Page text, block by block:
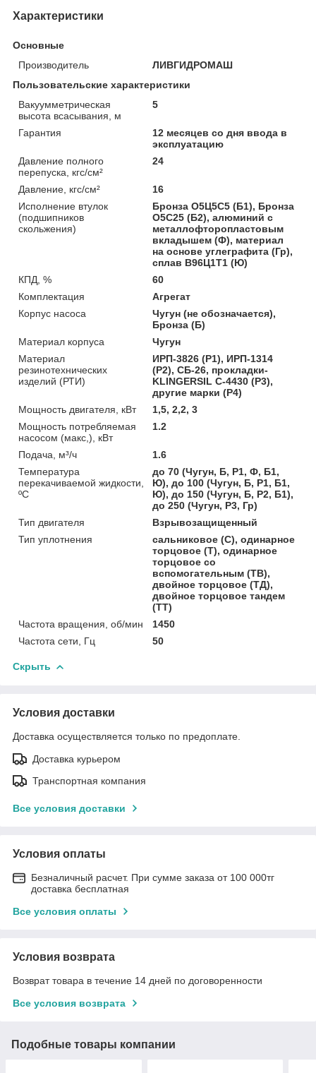
Характеристики
Основные
Производитель
ЛИВГИДРОМАШ
Пользовательские характеристики
Вакуумметрическая
высота всасывания, м
5
Гарантия
12 месяцев со дня ввода в
эксплуатацию
Давление полного
перепуска, кгс/см²
24
Давление, кгс/см²
16
Исполнение втулок
(подшипников
скольжения)
Бронза О5Ц5С5 (Б1), Бронза
О5С25 (Б2), алюминий с
металлофторопластовым
вкладышем (Ф), материал
на основе углеграфита (Гр),
сплав B96Ц1Т1 (Ю)
КПД, %
60
Комплектация
Агрегат
Корпус насоса
Чугун (не обозначается),
Бронза (Б)
Материал корпуса
Чугун
Материал
резинотехнических
изделий (РТИ)
ИРП-3826 (Р1), ИРП-1314
(Р2), СБ-26, прокладки-
KLINGERSIL C-4430 (Р3),
другие марки (Р4)
Мощность двигателя, кВт
1,5, 2,2, 3
Мощность потребляемая
насосом (макс,), кВт
1.2
Подача, м³/ч
1.6
Температура
перекачиваемой жидкости,
ºС
до 70 (Чугун, Б, Р1, Ф, Б1,
Ю), до 100 (Чугун, Б, Р1, Б1,
Ю), до 150 (Чугун, Б, Р2, Б1),
до 250 (Чугун, Р3, Гр)
Тип двигателя
Взрывозащищенный
Тип уплотнения
сальниковое (С), одинарное
торцовое (Т), одинарное
торцовое со
вспомогательным (ТВ),
двойное торцовое (ТД),
двойное торцовое тандем
(ТТ)
Частота вращения, об/мин
1450
Частота сети, Гц
50
Скрыть
Условия доставки
Доставка осуществляется только по предоплате.
Доставка курьером
Транспортная компания
Все условия доставки
Условия оплаты
Безналичный расчет. При сумме заказа от 100 000тг
доставка бесплатная
Все условия оплаты
Условия возврата
Возврат товара в течение 14 дней по договоренности
Все условия возврата
Подобные товары компании